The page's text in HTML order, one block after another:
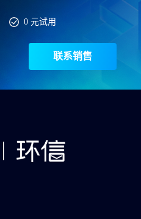
0 元试用
联系销售